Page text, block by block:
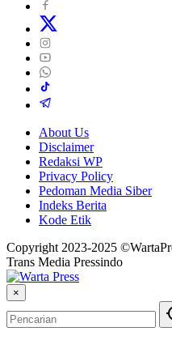
About Us
Disclaimer
Redaksi WP
Privacy Policy
Pedoman Media Siber
Indeks Berita
Kode Etik
Copyright 2023-2025
Trans Media Pressindo
×